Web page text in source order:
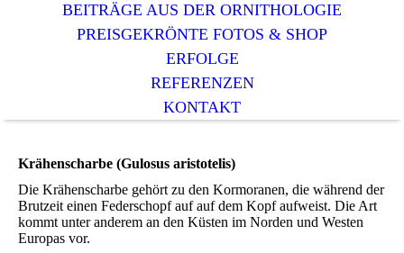
BEITRÄGE AUS DER ORNITHOLOGIE
PREISGEKRÖNTE FOTOS & SHOP
ERFOLGE
REFERENZEN
KONTAKT
Krähenscharbe (Gulosus aristotelis)
Die Krähenscharbe gehört zu den Kormoranen, die während der
Brutzeit einen Federschopf auf auf dem Kopf aufweist. Die Art
kommt unter anderem an den Küsten im Norden und Westen
Europas vor.